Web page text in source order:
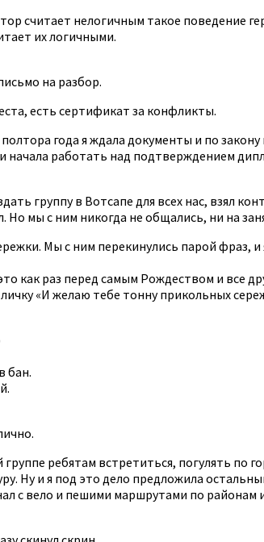
считает нелогичным такое поведение
их логичными.
на разбор.
есть сертификат за конфликты.
года я ждала документы и по
начала работать над подтверждением
группу в Вотсапе для всех нас, взял
мы с ним никогда не общались, ни на
Мы с ним перекинулись парой фраз,
как раз перед самым Рождеством и все
«И желаю тебе тонну прикольных
бан.
ребятам встретиться, погулять по
Ну и я под это дело предложила
с вело и пешими маршрутами по